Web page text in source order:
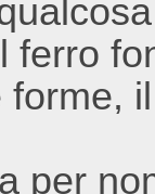
ferro
per